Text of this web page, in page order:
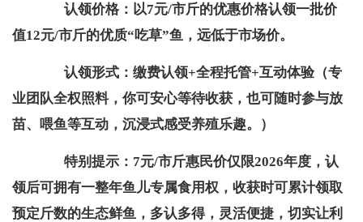
认领价格：以7元/市斤的优惠价格认领一批价
值12元/市斤的优质“吃草”鱼，远低于市场价。
认领形式：缴费认领+全程托管+互动体验（专
业团队全权照料，你可安心等待收获，也可随时参与放
苗、喂鱼等互动，沉浸式感受养殖乐趣。）
特别提示：7元/市斤惠民价仅限2026年度，认
领后可拥有一整年鱼儿专属食用权，收获时可累计领取
预定斤数的生态鲜鱼，多认多得，灵活便捷，切实让利